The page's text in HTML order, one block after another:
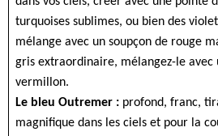
turquoises sublimes, ou bien des
mélange avec un soupçon de rouge
gris extraordinaire, mélangez-le avec
vermillon.
Le bleu Outremer : profond, franc,
magnifique dans les ciels et pour la